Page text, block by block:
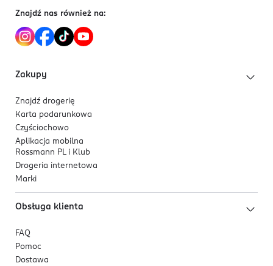
Znajdź nas również na:
Zakupy
Znajdź drogerię
Karta podarunkowa
Czyściochowo
Aplikacja mobilna
Rossmann PL i Klub
Drogeria internetowa
Marki
Obsługa klienta
FAQ
Pomoc
Dostawa